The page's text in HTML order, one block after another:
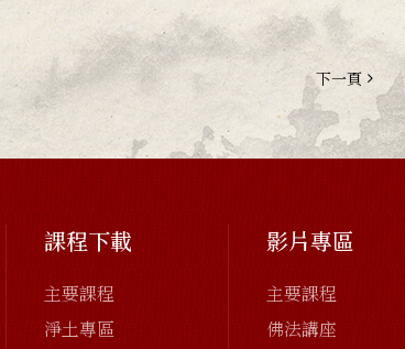
下一頁
課程下載
主要課程
淨土專區
影片專區
主要課程
佛法講座